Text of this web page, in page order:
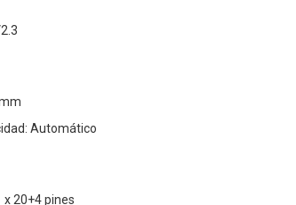
Automático
x 20+4 pines